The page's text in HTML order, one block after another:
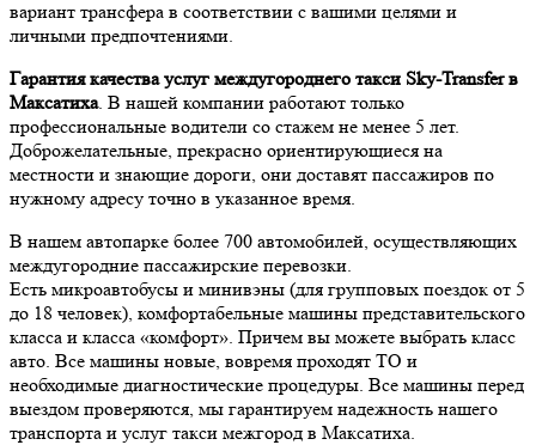
вариант трансфера в соответствии с вашими целями и
личными предпочтениями.
Гарантия качества услуг междугороднего такси Sky-Transfer в
Максатиха. В нашей компании работают только
профессиональные водители со стажем не менее 5 лет.
Доброжелательные, прекрасно ориентирующиеся на
местности и знающие дороги, они доставят пассажиров по
нужному адресу точно в указанное время.
В нашем автопарке более 700 автомобилей, осуществляющих
междугородние пассажирские перевозки.
Есть микроавтобусы и минивэны (для групповых поездок от 5
до 18 человек), комфортабельные машины представительского
класса и класса «комфорт». Причем вы можете выбрать класс
авто. Все машины новые, вовремя проходят ТО и
необходимые диагностические процедуры. Все машины перед
выездом проверяются, мы гарантируем надежность нашего
транспорта и услуг такси межгород в Максатиха.